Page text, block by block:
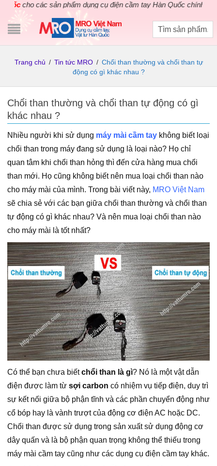
các sản phẩm dụng cụ điện cầm tay Hàn Quốc chính hãng. Áp
Trang chủ / Tin tức MRO / Chổi than thường và chổi than tự
động có gì khác nhau ?
Chổi than thường và chổi than tự động có gì
khác nhau ?
Nhiều người khi sử dụng máy mài cầm tay không biết loại
chổi than trong máy đang sử dụng là loại nào? Họ chỉ
quan tâm khi chổi than hỏng thì đến cửa hàng mua chổi
than mới. Họ cũng không biết nên mua loại chổi than nào
cho máy mài của mình. Trong bài viết này, MRO Việt Nam
sẽ chia sẻ với các bạn giữa chổi than thường và chổi than
tự động có gì khác nhau? Và nên mua loại chổi than nào
cho máy mài là tốt nhất?
Có thể bạn chưa biếtchổi than là gì? Nó là một vật dẫn
điện được làm từ sợi carbon có nhiệm vụ tiếp điện, duy trì
sự kết nối giữa bộ phận tĩnh và các phần chuyển động như
cổ bóp hay là vành trượt của động cơ điện AC hoặc DC.
Chổi than được sử dụng trong sản xuất sử dụng động cơ
dây quấn và là bộ phận quan trọng không thể thiếu trong
máy mài cầm tay cũng như các dụng cụ điện cầm tay khác.